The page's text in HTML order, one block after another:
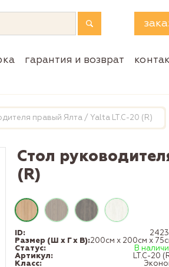
гарантия и возврат
правый Ялта / Yalta LT.C-20 (R)
Стол
(R)
ID:
Размер (Ш x Г x В):200см x 200см x
Статус:
В
Артикул:
LT.C-20
Класс: